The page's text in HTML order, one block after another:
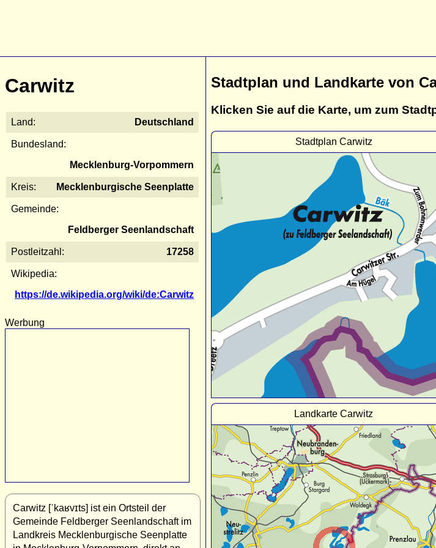
Carwitz
Land: Deutschland
Bundesland:
Mecklenburg-Vorpommern
Kreis: Mecklenburgische Seenplatte
Gemeinde:
Feldberger Seenlandschaft
Postleitzahl: 17258
Wikipedia:
https://de.wikipedia.org/wiki/de:Carwitz
Werbung
Carwitz [ˈkaʁvɪts] ist ein Ortsteil der
Gemeinde Feldberger Seenlandschaft im
Landkreis Mecklenburgische Seenplatte
Stadtplan und Landkarte von
Klicken Sie auf die Karte, um zum
Stadtplan Carwitz
Landkarte Carwitz